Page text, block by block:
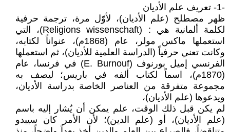
-1- تعريف علم الأديان
ظهر مصطلح (علم الأديان)، لأوّل مرة، ترجمة حرفية
لكلمة ألمانية هي : (Religions wissenschaft)، التي
استعملها ماكس مولر، عام (1868م)، عنواناً لكتابه،
وكانت تعني حرفياً (الدراسة العلمية للأديان)، ثم استعملها
الفرنسي إميل بورنوف (E. Burnouf) في فرنسا، عام
(1870م)، اسماً لكتاب ألفه في باریس؛ ليصف به
مجموعة متفرقة من العناصر الخاصة بدراسة الأديان،
ويدعوها (علم الأديان)،
لم يكن قبل ذلك الوقت، علم يمكن أن يُشار إليه باسم
(علم الأديان)، أو (علم الدين)؛ لأن الأمر كان سيبدو